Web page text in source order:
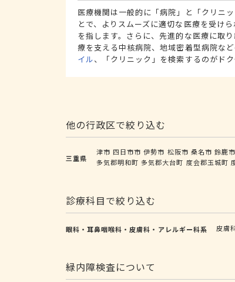
医療機関は一般的に「病院」と「クリニ
とで、よりスムーズに適切な医療を受け
を指します。さらに、先進的な医療に取
療を支える中核病院、地域密着型病院など
イル、「クリニック」を検索するのがドク
他の行政区で絞り込む
三重県
津市 四日市市 伊勢市 松阪市 桑名市 鈴鹿市
多気郡明和町 多気郡大台町 度会郡玉城町
診療科目で絞り込む
眼科・耳鼻咽喉科・皮膚科・アレルギー科系 皮膚
緑内障検査について